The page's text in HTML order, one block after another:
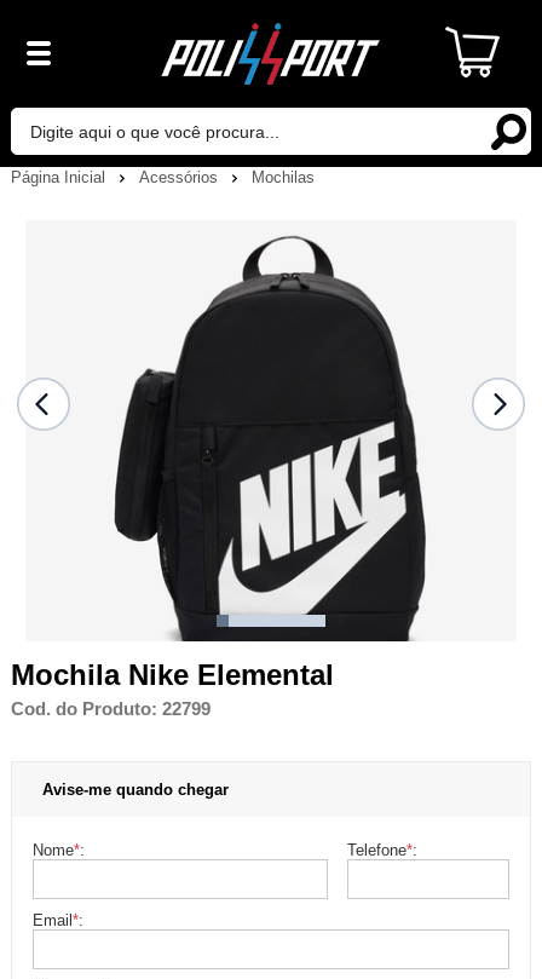
Página Inicial Acessórios Mochilas
Mochila Nike Elemental
Cod. do Produto: 22799
Avise-me quando chegar
Nome*: Telefone*:
Email*: